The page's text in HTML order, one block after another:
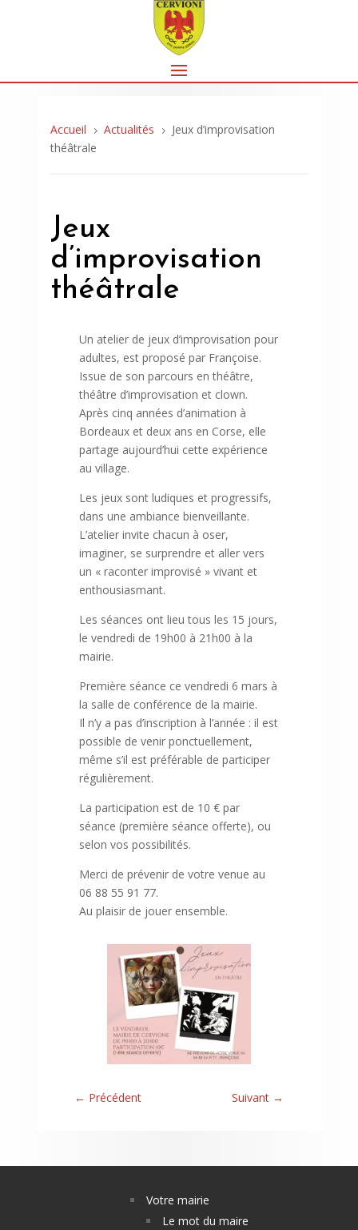
Accueil 5 Actualités 5
Jeux d’improvisation
théâtrale
Jeux
d’improvisation
théâtrale
Un atelier de jeux d’improvisation pour
adultes, est proposé par Françoise.
Issue de son parcours en théâtre,
théâtre d’improvisation et clown.
Après cinq années d’animation à
Bordeaux et deux ans en Corse, elle
partage aujourd’hui cette expérience
au village.
Les jeux sont ludiques et progressifs,
dans une ambiance bienveillante.
L’atelier invite chacun à oser,
imaginer, se surprendre et aller vers
un « raconter improvisé » vivant et
enthousiasmant.
Les séances ont lieu tous les 15 jours,
le vendredi de 19h00 à 21h00 à la
mairie.
Première séance ce vendredi 6 mars à
la salle de conférence de la mairie.
Il n’y a pas d’inscription à l’année : il est
possible de venir ponctuellement,
même s’il est préférable de participer
régulièrement.
La participation est de 10 € par
séance (première séance offerte), ou
selon vos possibilités.
Merci de prévenir de votre venue au
06 88 55 91 77.
Au plaisir de jouer ensemble.
← Précédent Suivant →
Votre mairie
Le mot du maire